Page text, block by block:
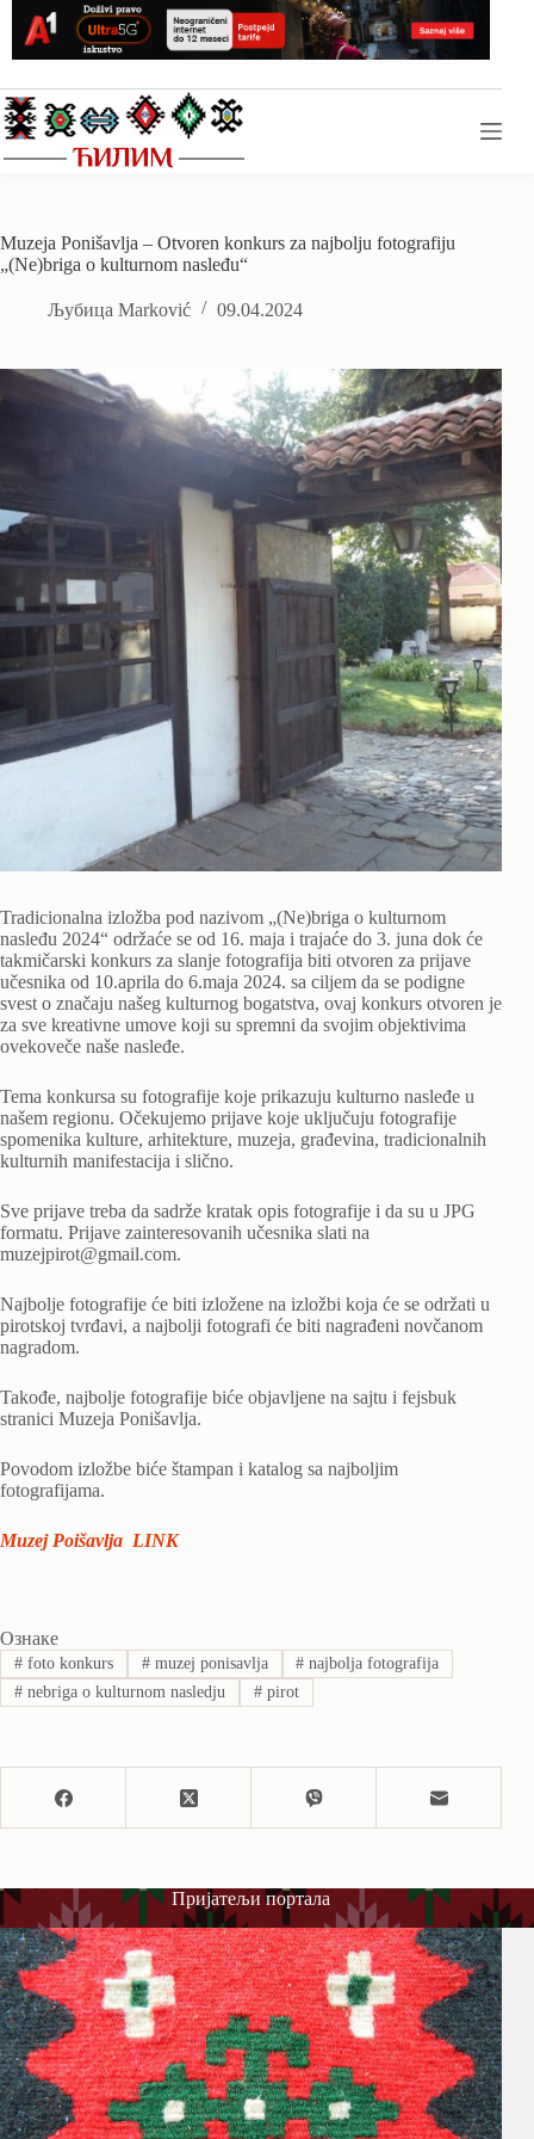
content
Muzeja Ponišavlja – Otvoren konkurs za najbolju fotografiju
„(Ne)briga o kulturnom nasleđu“
Љубица Marković 09.04.2024
Tradicionalna izložba pod nazivom „(Ne)briga o kulturnom
nasleđu 2024“ održaće se od 16. maja i trajaće do 3. juna dok će
takmičarski konkurs za slanje fotografija biti otvoren za prijave
učesnika od 10.aprila do 6.maja 2024. sa ciljem da se podigne
svest o značaju našeg kulturnog bogatstva, ovaj konkurs otvoren je
za sve kreativne umove koji su spremni da svojim objektivima
ovekoveče naše nasleđe.
Tema konkursa su fotografije koje prikazuju kulturno nasleđe u
našem regionu. Očekujemo prijave koje uključuju fotografije
spomenika kulture, arhitekture, muzeja, građevina, tradicionalnih
kulturnih manifestacija i slično.
Sve prijave treba da sadrže kratak opis fotografije i da su u JPG
formatu. Prijave zainteresovanih učesnika slati na
muzejpirot@gmail.com.
Najbolje fotografije će biti izložene na izložbi koja će se održati u
pirotskoj tvrđavi, a najbolji fotografi će biti nagrađeni novčanom
nagradom.
Takođe, najbolje fotografije biće objavljene na sajtu i fejsbuk
stranici Muzeja Ponišavlja.
Povodom izložbe biće štampan i katalog sa najboljim
fotografijama.
Muzej Poišavlja LINK
Ознаке
#foto konkurs #muzej ponisavlja # najbolja fotografija
#nebriga o kulturnom nasledju #pirot
Пријатељи портала